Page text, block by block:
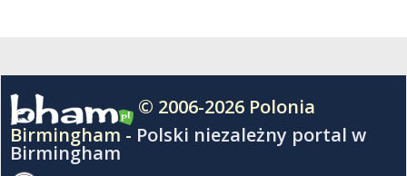
© 2006-2026 Polonia
Birmingham - Polski niezależny portal w
Birmingham